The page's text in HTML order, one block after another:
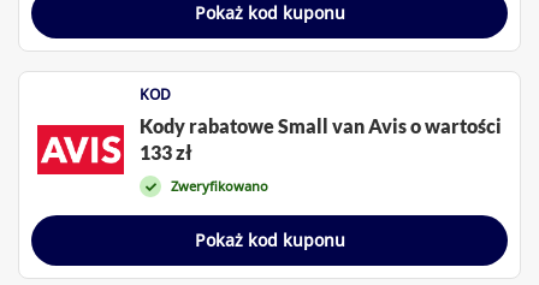
Pokaż kod kuponu
KOD
Kody rabatowe Small van Avis o wartości
133 zł
Zweryfikowano
Pokaż kod kuponu